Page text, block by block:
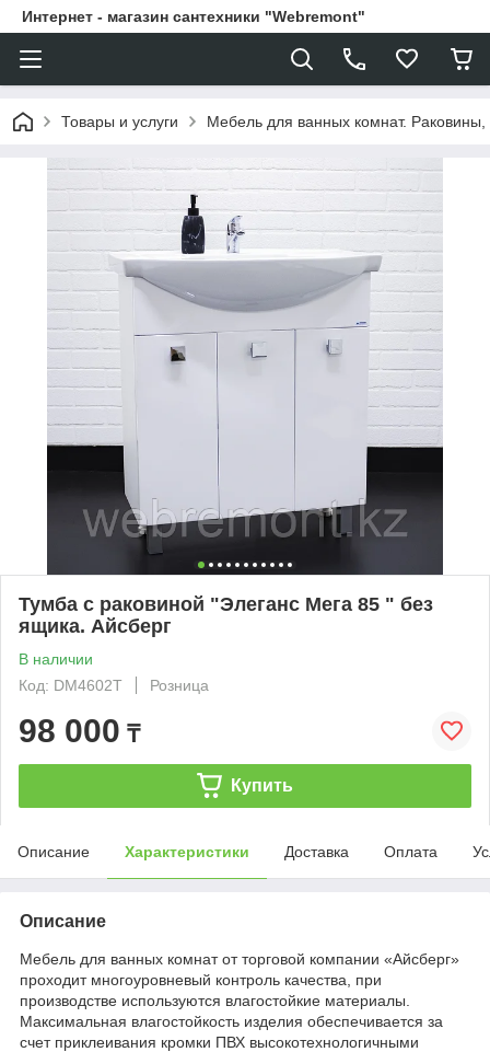
Интернет - магазин сантехники "Webremont"
Товары и услуги Мебель для ванных комнат.
Тумба с раковиной "Элеганс Мега 85 " без
ящика. Айсберг
В наличии
Код: DM4602T
Розница
98 000 ₸
Купить
Описание Характеристики Доставка Оплата
Описание
Мебель для ванных комнат от торговой компании «Айсберг»
проходит многоуровневый контроль качества, при
производстве используются влагостойкие материалы.
Максимальная влагостойкость изделия обеспечивается за
счет приклеивания кромки ПВХ высокотехнологичными